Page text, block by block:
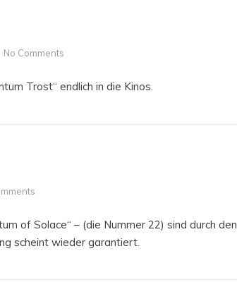
No Comments
Trost“ endlich in die Kinos.
of Solace“ – (die Nummer 22) sind durch den
scheint wieder garantiert.